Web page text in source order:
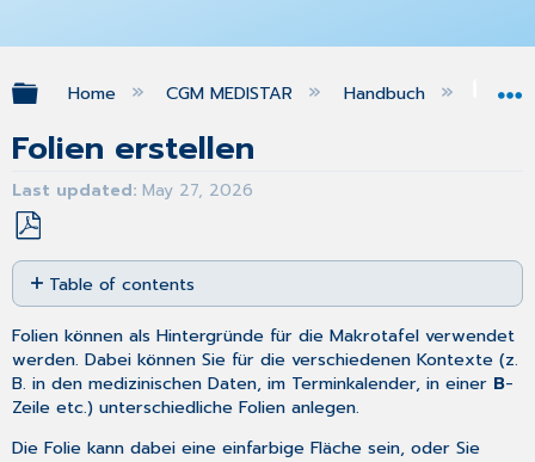
Expand/collapse global hierarchy
Home CGM MEDISTAR Handbuch
Folien erstellen
Last updated May 27, 2026
Save
as
PDF
Table of contents
No
headers
Folien können als Hintergründe für die Makrotafel verwendet
werden. Dabei können Sie für die verschiedenen Kontexte (z.
B. in den medizinischen Daten, im Terminkalender, in einer B-
Zeile etc.) unterschiedliche Folien anlegen.
Die Folie kann dabei eine einfarbige Fläche sein, oder Sie